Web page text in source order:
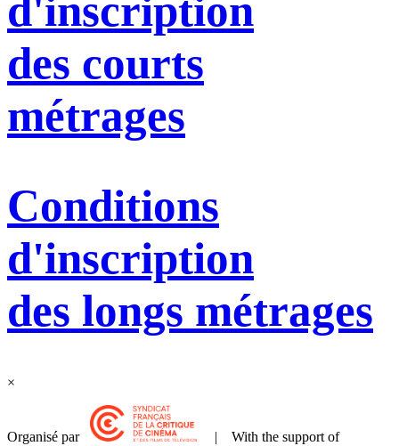
des courts
métrages
Conditions
d'inscription
des longs métrages
×
Organisé par | With the support of